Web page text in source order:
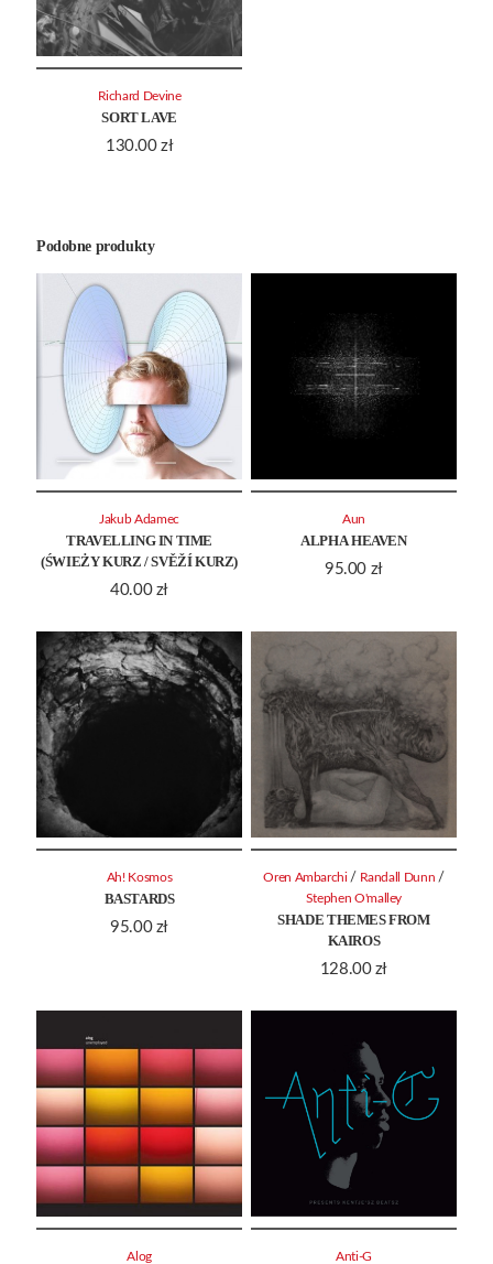
SORT LAVE
130.00 zł
Richard Devine
Podobne produkty
TRAVELLING IN TIME
(ŚWIEŻY KURZ / SVĚŽÍ KURZ)
40.00 zł
Jakub Adamec
ALPHA HEAVEN
95.00 zł
Aun
BASTARDS
95.00 zł
Ah! Kosmos
SHADE THEMES FROM
KAIROS
128.00 zł
Oren Ambarchi / Randall Dunn /
Stephen O'malley
Alog Anti-G